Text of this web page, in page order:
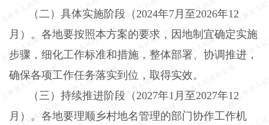
（二）具体实施阶段（2024年7 月至2026年12
月）。 各地要按照本方案的要求，因地制宜确定实施
步骤，细化工作标准和措施，整体部署、协调推进，
确保各项工作任务落实到位，取得实效。
（三）持续推进阶段（ 2027年1 月至2027年12
月）。 各地要理顺乡村地名管理的部门协作工作机